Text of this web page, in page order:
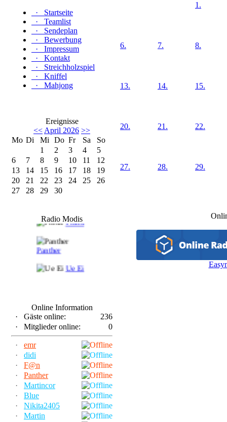
·
Startseite
·
Teamlist
·
Sendeplan
·
Bewerbung
·
Impressum
·
Kontakt
·
Streichholzspiel
·
Kniffel
·
Mahjong
Ereignisse
<< April 2026 >>
Mo Di Mi Do Fr Sa
So
1
2 3 4
5
6
7 8 9 10 11
12
13
14 15 16 17 18
19
20
21 22 23 24 25
26
27
28 29 30
Radio Modis
Frank
Panther
Ue Ei
Online Information
·
Gäste online:
236
·
Mitglieder online: 0
·
emr
·
didi
·
F@n
·
Panther
·
Martincor
·
Blue
·
Nikita2405
·
Martin
1.
6. 7. 8.
13. 14. 15.
20. 21. 22.
27. 28. 29.